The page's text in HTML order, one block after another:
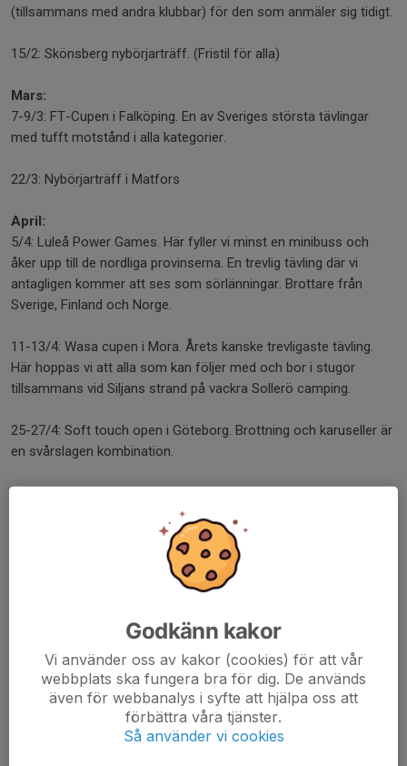
(tillsammans med andra klubbar) för den som anmäler sig tidigt.
15/2: Skönsberg nybörjarträff. (Fristil för alla)
Mars:
7-9/3: FT-Cupen i Falköping. En av Sveriges största tävlingar
med tufft motstånd i alla kategorier.
22/3: Nybörjarträff i Matfors
April:
5/4: Luleå Power Games. Här fyller vi minst en minibuss och
åker upp till de nordliga provinserna. En trevlig tävling där vi
antagligen kommer att ses som sörlänningar. Brottare från
Sverige, Finland och Norge.
11-13/4: Wasa cupen i Mora. Årets kanske trevligaste tävling.
Här hoppas vi att alla som kan följer med och bor i stugor
tillsammans vid Siljans strand på vackra Sollerö camping.
25-27/4: Soft touch open i Göteborg. Brottning och karuseller är
en svårslagen kombination.
Maj:
Här avrundar vi säsongen på hemmaplan med vår egen
nybörjarträff. Här hoppas vi att ni som också spelar fotboll kan
vara brottning med fotbollsmatcher i Selånger vårcup.
Dela nyhet
Godkänn kakor
Vi använder oss av kakor (cookies) för att vår
webbplats ska fungera bra för dig. De används
även för webbanalys i syfte att hjälpa oss att
förbättra våra tjänster.
Så använder vi cookies